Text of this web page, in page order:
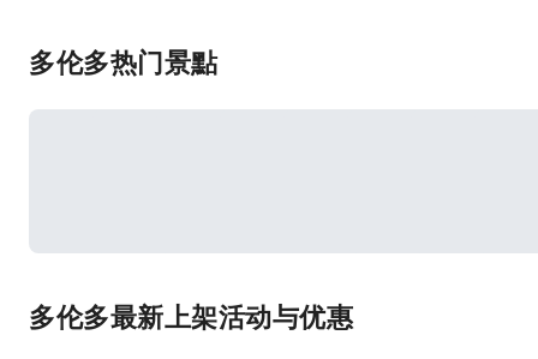
多伦多热门景點
多伦多最新上架活动与优惠